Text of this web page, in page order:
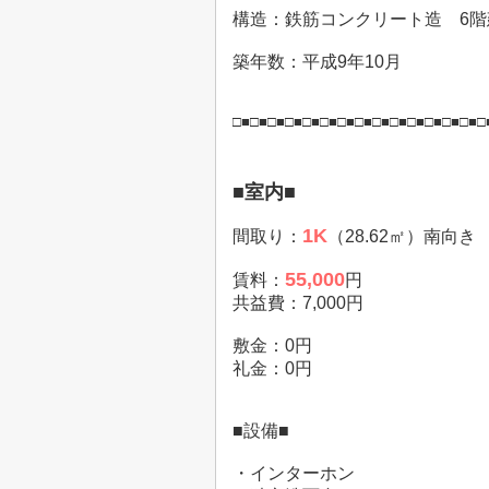
構造：鉄筋コンクリート造 6階
築年数：平成9年10月
■室内■
間取り： 1K （28.62㎡）南向き
賃料： 55,000円
共益費：7,000円
敷金：0円
礼金：0円
■設備■
・インターホン